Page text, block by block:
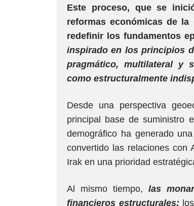
Este proceso, que se
reformas económicas de
redefinir los fundamentos
inspirado en los principios
pragmático, multilateral y
como estructuralmente
Desde una perspectiva
principal base de suministro
demográfico ha generado
convertido las relaciones con
Irak en una prioridad
Al mismo tiempo,las
financieros estructurales: